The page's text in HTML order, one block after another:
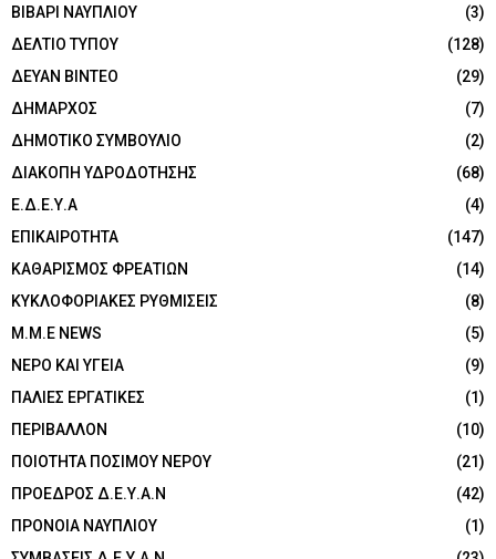
ΒΙΒΑΡΙ ΝΑΥΠΛΙΟΥ
(3)
ΔΕΛΤΙΟ ΤΥΠΟΥ
(128)
ΔΕΥΑΝ ΒΙΝΤΕΟ
(29)
ΔΗΜΑΡΧΟΣ
(7)
ΔΗΜΟΤΙΚΟ ΣΥΜΒΟΥΛΙΟ
(2)
ΔΙΑΚΟΠΗ ΥΔΡΟΔΟΤΗΣΗΣ
(68)
Ε.Δ.Ε.Υ.Α
(4)
ΕΠΙΚΑΙΡΟΤΗΤΑ
(147)
ΚΑΘΑΡΙΣΜΟΣ ΦΡΕΑΤΙΩΝ
(14)
ΚΥΚΛΟΦΟΡΙΑΚΕΣ ΡΥΘΜΙΣΕΙΣ
(8)
Μ.Μ.Ε NEWS
(5)
ΝΕΡΟ ΚΑΙ ΥΓΕΙΑ
(9)
ΠΑΛΙΕΣ ΕΡΓΑΤΙΚΕΣ
(1)
ΠΕΡΙΒΑΛΛΟΝ
(10)
ΠΟΙΟΤΗΤΑ ΠΟΣΙΜΟΥ ΝΕΡΟΥ
(21)
ΠΡΟΕΔΡΟΣ Δ.Ε.Υ.Α.Ν
(42)
ΠΡΟΝΟΙΑ ΝΑΥΠΛΙΟΥ
(1)